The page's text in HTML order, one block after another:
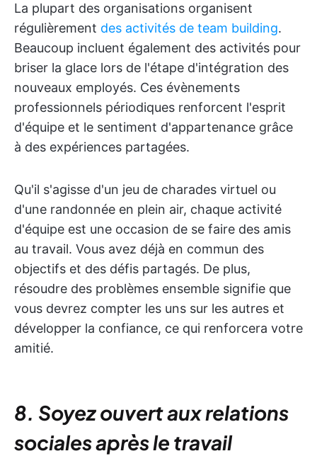
La plupart des organisations organisent
régulièrement des activités de team building.
Beaucoup incluent également des activités pour
briser la glace lors de l'étape d'intégration des
nouveaux employés. Ces évènements
professionnels périodiques renforcent l'esprit
d'équipe et le sentiment d'appartenance grâce
à des expériences partagées.
Qu'il s'agisse d'un jeu de charades virtuel ou
d'une randonnée en plein air, chaque activité
d'équipe est une occasion de se faire des amis
au travail. Vous avez déjà en commun des
objectifs et des défis partagés. De plus,
résoudre des problèmes ensemble signifie que
vous devrez compter les uns sur les autres et
développer la confiance, ce qui renforcera votre
amitié.
8. Soyez ouvert aux relations
sociales après le travail